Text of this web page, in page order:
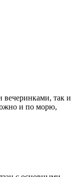
вечеринками, так и
и по морю,